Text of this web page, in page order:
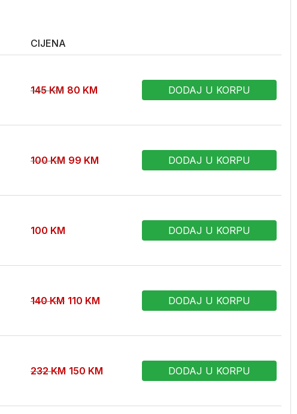
CIJENA
145KM 80 KM DODAJ U KORPU
100KM 99 KM DODAJ U KORPU
100 KM DODAJ U KORPU
140KM 110 KM DODAJ U KORPU
232KM 150 KM DODAJ U KORPU